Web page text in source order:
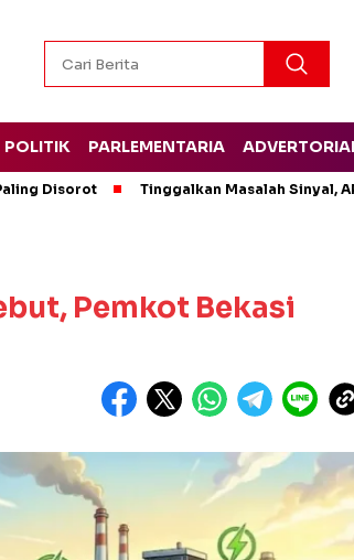
POLITIK PARLEMENTARIA
Disorot Tinggalkan Masalah Sinyal,
Pemkot Bekasi